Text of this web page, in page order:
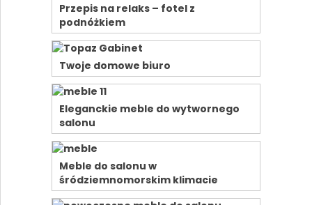
Przepis na relaks – fotel z
podnóżkiem
Twoje domowe biuro
Eleganckie meble do wytwornego
salonu
Meble do salonu w
śródziemnomorskim klimacie